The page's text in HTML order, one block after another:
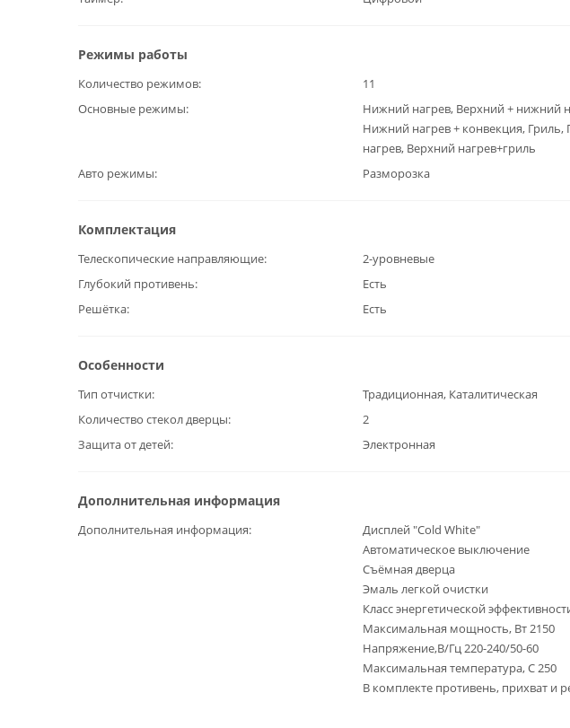
Режимы работы
Количество режимов
11
Основные режимы
Нижний нагрев, Верхний + нижний
Нижний нагрев + конвекция, Гриль,
нагрев, Верхний нагрев+гриль
Авто режимы
Разморозка
Комплектация
Телескопические направляющие
2-уровневые
Глубокий противень
Есть
Решётка
Есть
Особенности
Тип отчистки
Традиционная, Каталитическая
Количество стекол дверцы
2
Защита от детей
Электронная
Дополнительная информация
Дополнительная информация
Дисплей "Cold White"
Автоматическое выключение
Съёмная дверца
Эмаль легкой очистки
Класс энергетической
Максимальная мощность, Вт 2150
Напряжение,В/Гц 220-240/50-60
Максимальная температура, С 250
В комплекте противень, прихват и